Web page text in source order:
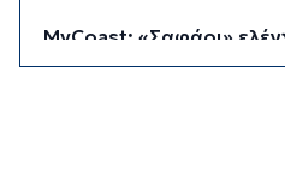
MyCoast: «Σαφάρι»
παραλίες: Έως 73.000